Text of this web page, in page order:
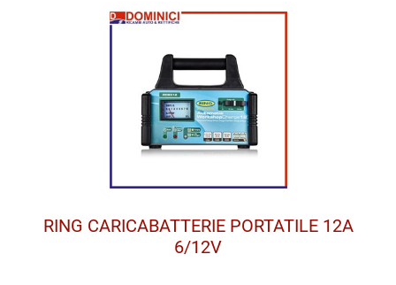
RING CARICABATTERIE PORTATILE 12A
6/12V